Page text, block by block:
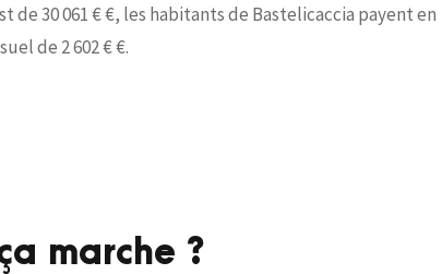
de 30 061 € €, les habitants de Bastelicaccia payent en
de 2 602 € €.
marche ?